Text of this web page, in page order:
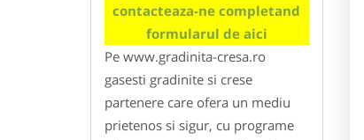
contacteaza-ne completand
formularul de aici
Pe www.gradinita-cresa.ro
gasesti gradinite si crese
partenere care ofera un mediu
prietenos si sigur, cu programe